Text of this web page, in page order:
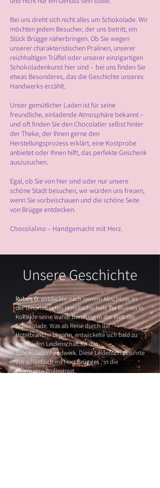
Bei uns dreht sich nicht alles um Schokolade. Wir
möchten jedem Besucher, der uns betritt, ein
Stück Brügge näherbringen. Ob Sie wegen
unserer charakteristischen Pralinen, unserer
reichhaltigen Trüffel oder unserer einzigartigen
Schokoladenkunst hier sind – bei uns finden Sie
etwas Besonderes, das die Geschichte unseres
Handwerks erzählt.
Unser gemütlicher Laden ist für seine
freundliche, einladende Atmosphäre bekannt –
und oft finden Sie den Chocolatier selbst hinter
der Theke, der Ihnen gerne den
Herstellungsprozess erklärt, eine Kostprobe
anbietet oder Ihnen hilft, das perfekte Geschenk
auszusuchen.
Egal, ob Sie von hier sind oder nur unsere
schöne Stadt besuchen, wir würden uns freuen,
wenn Sie vorbeischauen und die schöne Seite
von Brügge entdecken.
Chocolalino – Handgemacht mit Herz.
Unsere Geschichte
RubenD.entdeckte nach seinem Abschluss an
der renommierten Hotelfachschule Ter Duinen in
Koksijde seine wahre Berufung in der Welt der
Schokolade. Was als Reise durch die
Hotelbranche begann, entwickelte sich bald zu
einer tiefen Leidenschaft für das
Schokoladenhandwerk. Diese Leidenschaft führte
ihn schließlich ins HerzBrügges, in die
charmante Wollestraat.